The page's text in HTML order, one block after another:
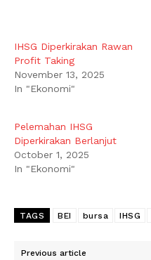
IHSG Diperkirakan Rawan
Profit Taking
November 13, 2025
In "Ekonomi"
Pelemahan IHSG
Diperkirakan Berlanjut
October 1, 2025
In "Ekonomi"
TAGS BEI bursa IHSG
Previous article